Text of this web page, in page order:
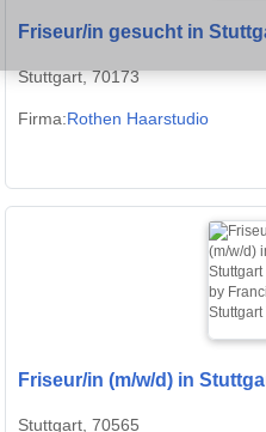
Friseur/in gesucht in
Stuttgart, 70173
Firma:Rothen Haarstudio
Friseur/in (m/w/d) in
Stuttgart, 70565